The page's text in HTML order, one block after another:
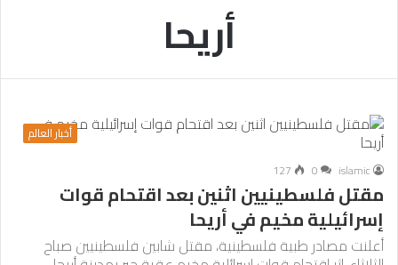
أريحا
أخبار العالم
islamic
0
127
مقتل فلسطينيين اثنين بعد اقتحام قوات
إسرائيلية مخيم في أريحا
أعلنت مصادر طبية فلسطينية، مقتل شابين فلسطينيين صباح